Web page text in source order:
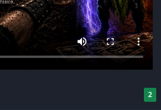
2